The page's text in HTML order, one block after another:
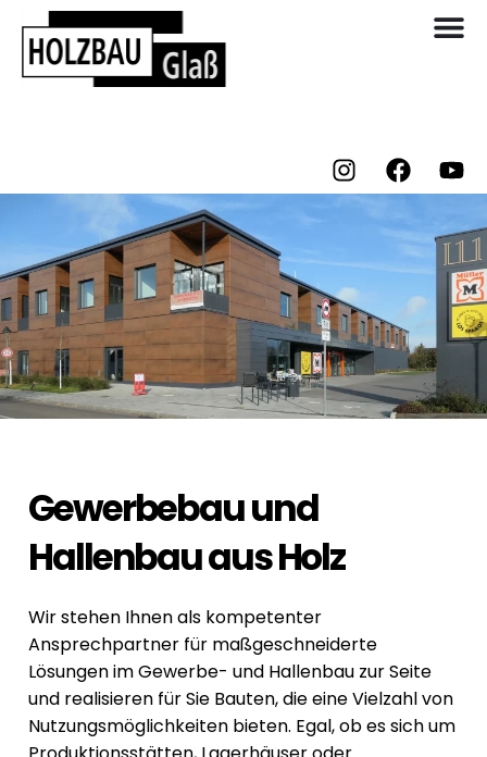
Gewerbebau und
Hallenbau aus Holz
Wir stehen Ihnen als kompetenter
Ansprechpartner für maßgeschneiderte
Lösungen im Gewerbe- und Hallenbau zur Seite
und realisieren für Sie Bauten, die eine Vielzahl von
Nutzungsmöglichkeiten bieten. Egal, ob es sich um